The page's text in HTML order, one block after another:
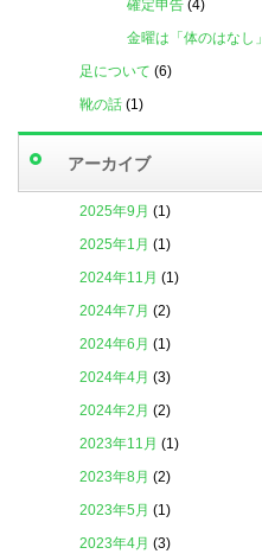
確定申告 (4)
金曜は「体のはなし」
足について (6)
靴の話 (1)
アーカイブ
2025年9月 (1)
2025年1月 (1)
2024年11月 (1)
2024年7月 (2)
2024年6月 (1)
2024年4月 (3)
2024年2月 (2)
2023年11月 (1)
2023年8月 (2)
2023年5月 (1)
2023年4月 (3)